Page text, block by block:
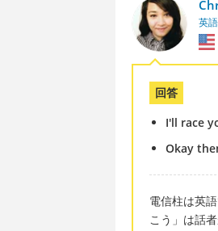
英
回答
I'll race
Okay
電信柱は英
こう」は話